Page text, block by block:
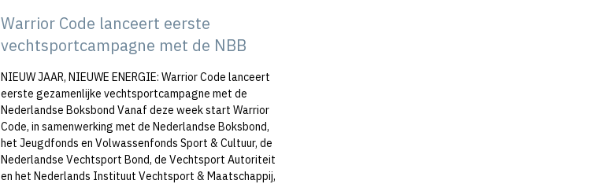
Warrior Code lanceert eerste
vechtsportcampagne met de NBB
NIEUW JAAR, NIEUWE ENERGIE: Warrior Code lanceert
eerste gezamenlijke vechtsportcampagne met de
Nederlandse Boksbond Vanaf deze week start Warrior
Code, in samenwerking met de Nederlandse Boksbond,
het Jeugdfonds en Volwassenfonds Sport & Cultuur, de
Nederlandse Vechtsport Bond, de Vechtsport Autoriteit
en het Nederlands Instituut Vechtsport & Maatschappij,